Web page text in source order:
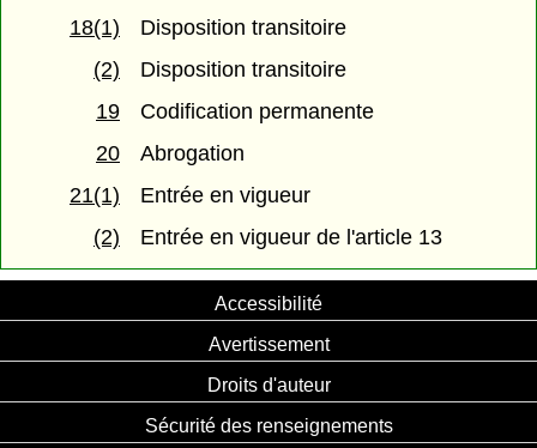
18(1)
Disposition transitoire
(2)
Disposition transitoire
19
Codification permanente
20
Abrogation
21(1)
Entrée en vigueur
(2)
Entrée en vigueur de l'article 13
Accessibilité
Avertissement
Droits d'auteur
Sécurité des renseignements